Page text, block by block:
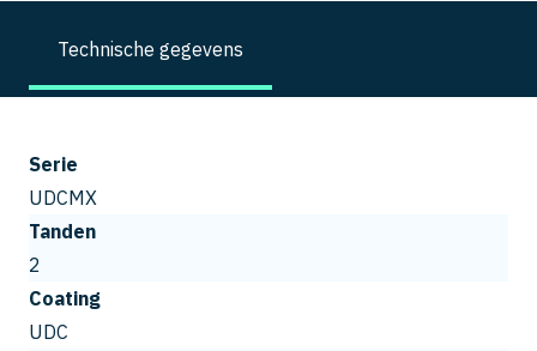
Technische gegevens
Serie
UDCMX
Tanden
2
Coating
UDC